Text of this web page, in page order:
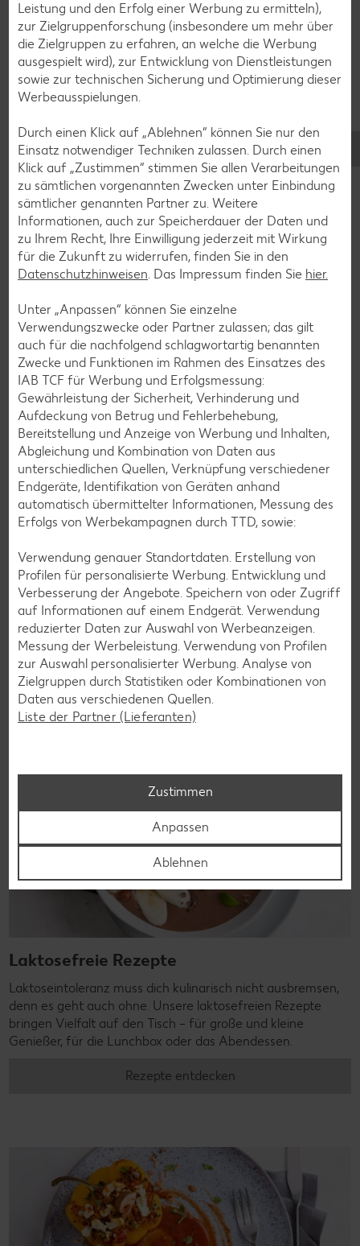
Smoothie-Rezepte
Bowle-Rezepte
Cocktail-Rezepte
Avocado-Rezepte
Erdbeer-Rezepte
Blaubeer-Rezepte
Bananen-Rezepte
Zurück zu allen Rezepten
Glutenfreie Rezepte
Wer auf Gluten verzichtet, muss nicht automatisch auf
Vielfalt und Geschmack verzichten. Ob süß oder herzhaft –
mit unseren glutenfreien Rezepten zauberst du dir Gerichte,
die nicht nur verträglich, sondern auch richtig lecker sind.
Rezepte entdecken
Laktosefreie Rezepte
Laktoseintoleranz muss dich kulinarisch nicht ausbremsen,
denn es geht auch ohne. Unsere laktosefreien Rezepte
bringen Vielfalt auf den Tisch – für große und kleine
Genießer, für die Lunchbox oder das Abendessen.
Rezepte entdecken
Leistung und den Erfolg einer Werbung zu ermitteln),
zur Zielgruppenforschung (insbesondere um mehr über
die Zielgruppen zu erfahren, an welche die Werbung
ausgespielt wird), zur Entwicklung von Dienstleistungen
sowie zur technischen Sicherung und Optimierung dieser
Werbeausspielungen.
Durch einen Klick auf „Ablehnen“ können Sie nur den
Einsatz notwendiger Techniken zulassen. Durch einen
Klick auf „Zustimmen“ stimmen Sie allen Verarbeitungen
zu sämtlichen vorgenannten Zwecken unter Einbindung
sämtlicher genannten Partner zu. Weitere
Informationen, auch zur Speicherdauer der Daten und
zu Ihrem Recht, Ihre Einwilligung jederzeit mit Wirkung
für die Zukunft zu widerrufen, finden Sie in den
Datenschutzhinweisen. Das Impressum finden Sie hier.
Unter „Anpassen“ können Sie einzelne
Verwendungszwecke oder Partner zulassen; das gilt
auch für die nachfolgend schlagwortartig benannten
Zwecke und Funktionen im Rahmen des Einsatzes des
IAB TCF für Werbung und Erfolgsmessung:
Gewährleistung der Sicherheit, Verhinderung und
Aufdeckung von Betrug und Fehlerbehebung,
Bereitstellung und Anzeige von Werbung und Inhalten,
Abgleichung und Kombination von Daten aus
unterschiedlichen Quellen, Verknüpfung verschiedener
Endgeräte, Identifikation von Geräten anhand
automatisch übermittelter Informationen, Messung des
Erfolgs von Werbekampagnen durch TTD, sowie:
Verwendung genauer Standortdaten. Erstellung von
Profilen für personalisierte Werbung. Entwicklung und
Verbesserung der Angebote. Speichern von oder Zugriff
auf Informationen auf einem Endgerät. Verwendung
reduzierter Daten zur Auswahl von Werbeanzeigen.
Messung der Werbeleistung. Verwendung von Profilen
zur Auswahl personalisierter Werbung. Analyse von
Zielgruppen durch Statistiken oder Kombinationen von
Daten aus verschiedenen Quellen.
Liste der Partner (Lieferanten)
Zustimmen
Anpassen
Ablehnen